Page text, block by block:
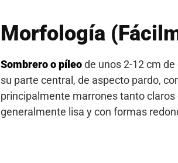
Morfología
Sombrero o píleode unos 2-12 cm
su parte central, de aspecto pardo,
principalmente marrones tanto
generalmente lisa y con formas